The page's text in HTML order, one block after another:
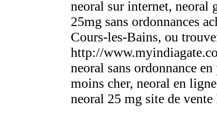
neoral sur internet, neoral
25mg sans ordonnances
Cours-les-Bains, ou
http://
neoral sans ordonnance
moins cher, neoral en
neoral 25 mg site de vente